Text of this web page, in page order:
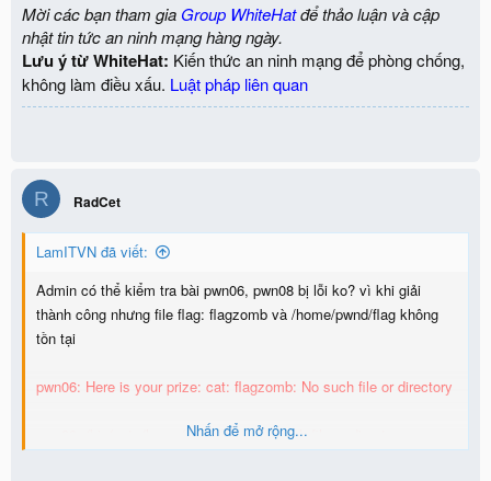
Mời các bạn tham gia Group WhiteHatđể thảo luận và cập
nhật tin tức an ninh mạng hàng ngày.
Lưu ý từ WhiteHat: Kiến thức an ninh mạng để phòng chống,
không làm điều xấu. Luật pháp liên quan
R RadCet
LamITVN đã viết:
Admin có thể kiểm tra bài pwn06, pwn08 bị lỗi ko? vì khi giải
thành công nhưng file flag: flagzomb và /home/pwnd/flag không
tồn tại
pwn06: Here is your prize: cat: flagzomb: No such file or directory
pwn08: /bin/cat: /home/pwnd/flag: No such file or directory
Nhấn để mở rộng...